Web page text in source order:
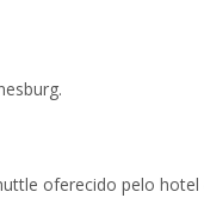
oferecido pelo hotel